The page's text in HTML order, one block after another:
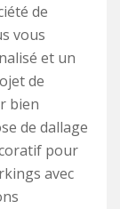
de
vous
et un
de
bien
de dallage
pour
avec